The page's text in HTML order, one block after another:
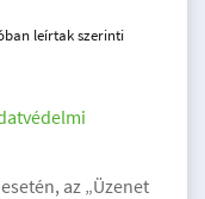
leírtak szerinti
az „Üzenet